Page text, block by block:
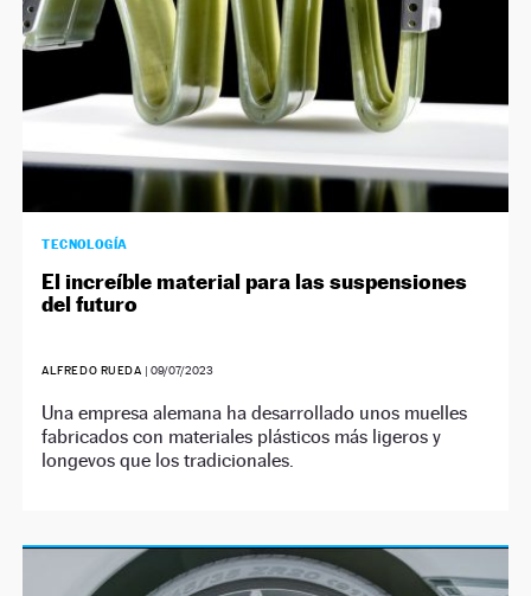
TECNOLOGÍA
El increíble material para las suspensiones
del futuro
ALFREDO RUEDA | 09/07/2023
Una empresa alemana ha desarrollado unos muelles
fabricados con materiales plásticos más ligeros y
longevos que los tradicionales.